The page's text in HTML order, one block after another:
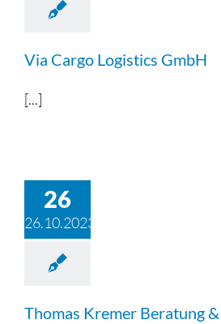
Via Cargo Logistics GmbH
[...]
26
26.10.2023
Thomas Kremer Beratung &